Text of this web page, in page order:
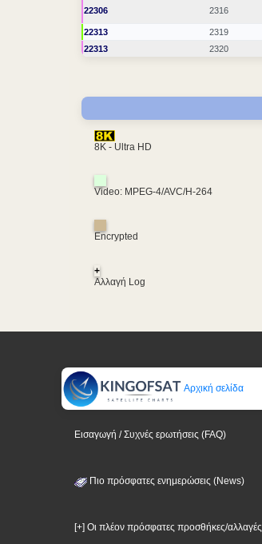
22306 2316
22313 2319
22313
2320
8K - Ultra HD
Video: MPEG-4/AVC/H-264
Encrypted
+
Αλλαγή Log
Αρχική σελίδα
Εισαγωγή / Συχνές ερωτήσεις (FAQ)
Πιο πρόσφατες ενημερώσεις (News)
[+] Οι πλέον πρόσφατες προσθήκες/αλλαγές